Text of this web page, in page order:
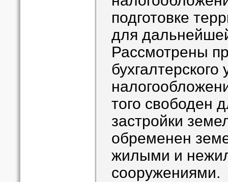
подготовке
для
Рассмотрены
бухгалтерского
того свободен
застройки
обременен
жилыми и
сооружениями.